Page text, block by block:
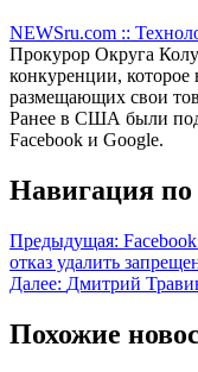
NEWSru.com ::
Прокурор Округа
конкуренции, которое
размещающих свои
Ранее в США были
Facebook и Google.
Навигация по
Предыдущая:
отказ удалить
Далее: Дмитрий
Похожие